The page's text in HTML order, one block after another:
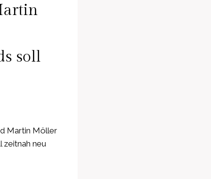
soll
Martin Möller
zeitnah neu